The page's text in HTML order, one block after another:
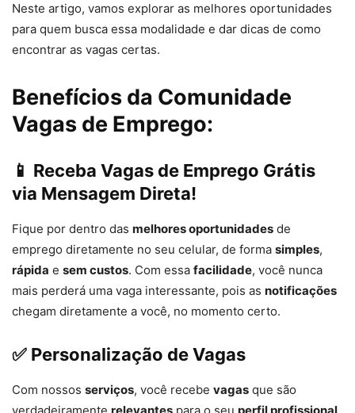
Neste artigo, vamos explorar as melhores oportunidades
para quem busca essa modalidade e dar dicas de como
encontrar as vagas certas.
Benefícios da Comunidade
Vagas de Emprego:
📱 Receba Vagas de Emprego Grátis
via Mensagem Direta!
Fique por dentro das melhores oportunidades de
emprego diretamente no seu celular, de forma simples,
rápida e sem custos. Com essa facilidade, você nunca
mais perderá uma vaga interessante, pois as notificações
chegam diretamente a você, no momento certo.
✅ Personalização de Vagas
Com nossos serviços, você recebe vagas que são